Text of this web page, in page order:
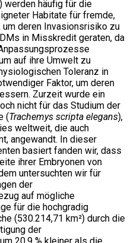
werden häufig für die
Habitate für fremde,
deren Invasionsrisiko zu
in Misskredit geraten, da
auf ihre Umwelt zu
Toleranz in
Faktor, um deren
Zurzeit wurde ein
nicht für das Studium der
(Trachemys scripta elegans),
weltweit, die auch
angewandt. In dieser
basiert fanden wir, dass
ihrer Embryonen von
untersuchten wir für
der
auf mögliche
für die hochgradig
(530.214,71 km²) durch die
der